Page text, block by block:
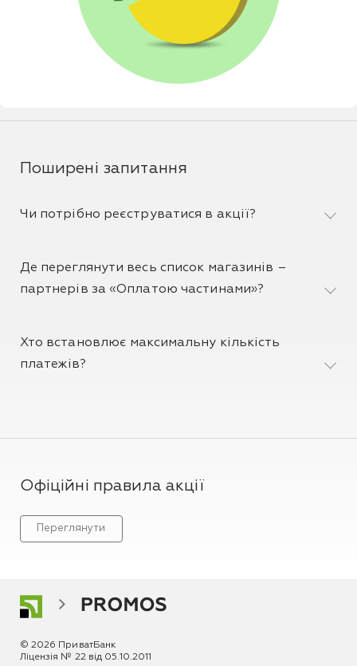
Поширені запитання
Чи потрібно реєструватися в акції?
Де переглянути весь список магазинів –
партнерів за «Оплатою частинами»?
Хто встановлює максимальну кількість
платежів?
Офіційні правила акції
Переглянути
© 2026 ПриватБанк
Ліцензія № 22 від 05.10.2011